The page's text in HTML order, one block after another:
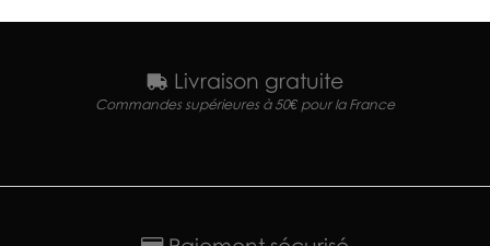
Livraison gratuite
Commandes supérieures à 50€ pour la France